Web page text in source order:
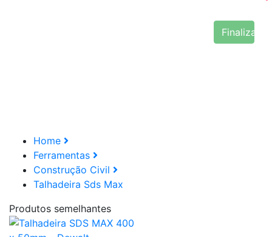
Finalizar
Home
Ferramentas
Construção Civil
Talhadeira Sds Max
Produtos semelhantes